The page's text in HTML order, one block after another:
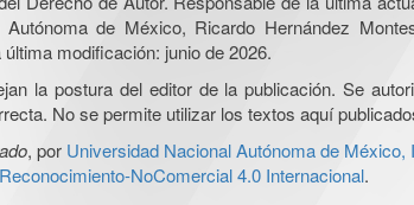
de México, Ricardo Hernández
modificación: junio de 2026.
la postura del editor de la publicación. Se
No se permite utilizar los textos aquí
, por Universidad Nacional Autónoma de
NoComercial 4.0 Internacional.